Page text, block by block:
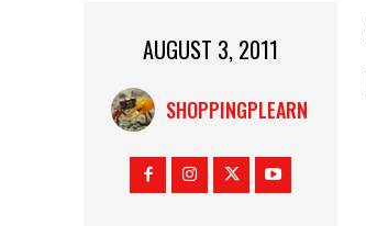
AUGUST 3, 2011
SHOPPINGPLEARN